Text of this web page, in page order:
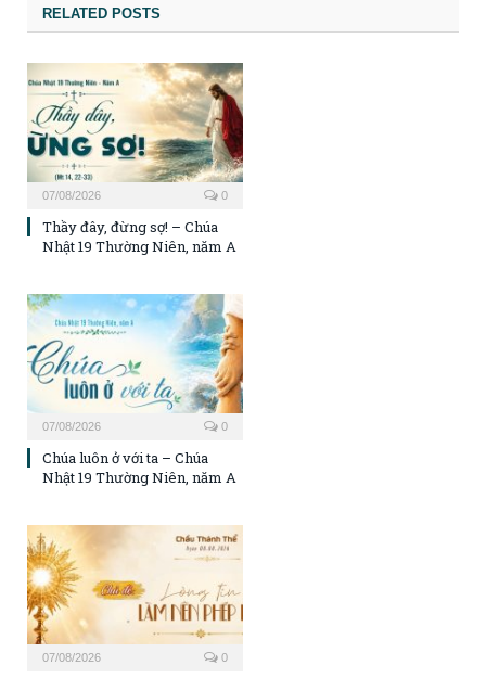
RELATED POSTS
07/08/2026 0
Thầy đây, đừng sợ! – Chúa
Nhật 19 Thường Niên, năm A
07/08/2026 0
Chúa luôn ở với ta – Chúa
Nhật 19 Thường Niên, năm A
07/08/2026 0